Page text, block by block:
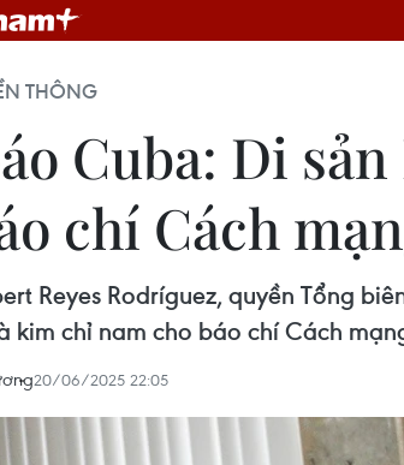
THÔNG
Cuba: Di
chí Cách
Reyes Rodríguez, quyền Tổng
kim chỉ nam cho báo chí Cách
20/06/2025 22:05